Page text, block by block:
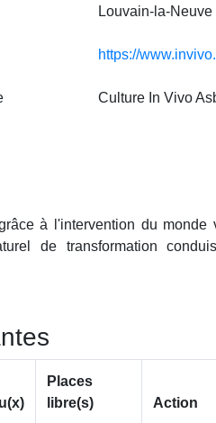
Louvain‑la‑Neuve
https://
Culture In Vivo
à l'intervention du monde
de transformation
Places
libre(s)
Action